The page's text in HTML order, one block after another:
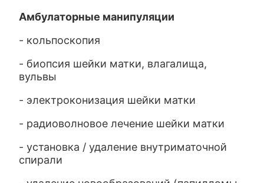
Амбулаторные манипуляции
- кольпоскопия
- биопсия шейки матки, влагалища,
вульвы
- электроконизация шейки матки
- радиоволновое лечение шейки матки
- установка / удаление внутриматочной
спирали